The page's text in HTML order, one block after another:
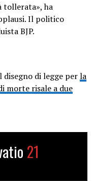
tollerata», ha
Il politico
BJP.
disegno di legge perla
morte risale a due
21